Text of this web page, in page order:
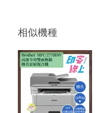
相似機種